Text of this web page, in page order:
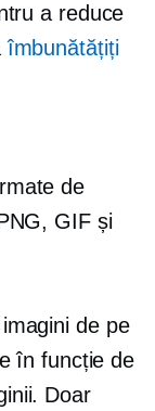
a reduce
îmbunătățiți
de
GIF și
de pe
în funcție de
Doar